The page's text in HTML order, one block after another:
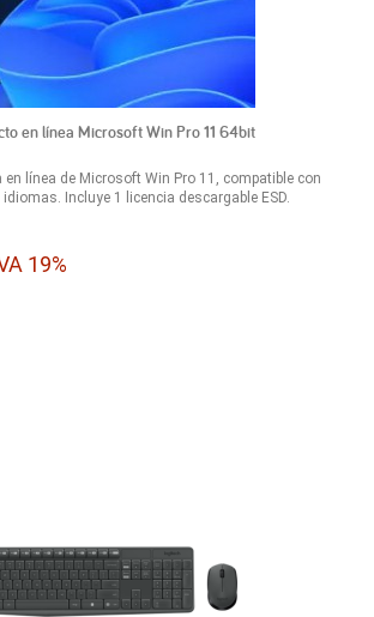
en línea Microsoft Win Pro 11 64bit
en línea de Microsoft Win Pro 11, compatible con
Incluye 1 licencia descargable ESD.
19%